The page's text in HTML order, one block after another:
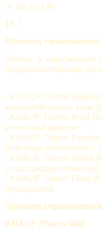
от 60 до 140
16,7
Область применения:
Плиты, в зависимости
предпочтительные
- KNAUF Therm Wall
железобетонных
- KNAUF Therm Roof
и плоской кровли;
- KNAUF Therm
(системы утепления с
- KNAUF Therm Panel
слоя сэндвич-панелей;
- KNAUF Therm Floor
перекрытий.
Примеры
KNAUF Therm Wall